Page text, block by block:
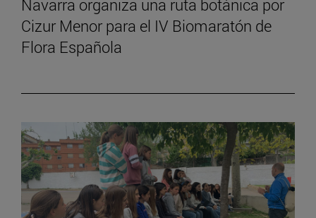
Navarra organiza una ruta botánica por
Cizur Menor para el IV Biomaratón de
Flora Española